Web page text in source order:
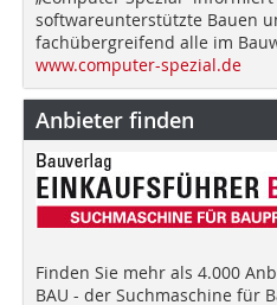
softwareunterstützte Bauen
fachübergreifend alle im
www.computer-spezial.de
Anbieter finden
Finden Sie mehr als 4.000
BAU - der Suchmaschine für